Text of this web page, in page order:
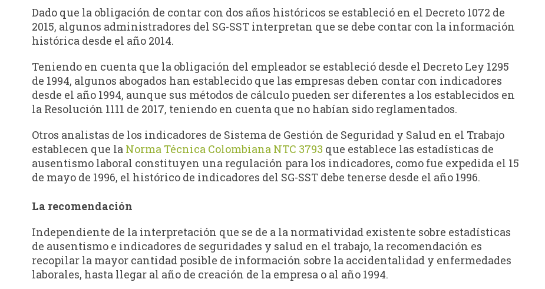
Dado que la obligación de contar con dos años históricos se estableció en el Decreto 1072 de
2015, algunos administradores del SG-SST interpretan que se debe contar con la información
histórica desde el año 2014.
Teniendo en cuenta que la obligación del empleador se estableció desde el Decreto Ley 1295
de 1994, algunos abogados han establecido que las empresas deben contar con indicadores
desde el año 1994, aunque sus métodos de cálculo pueden ser diferentes a los establecidos en
la Resolución 1111 de 2017, teniendo en cuenta que no habían sido reglamentados.
Otros analistas de los indicadores de Sistema de Gestión de Seguridad y Salud en el Trabajo
establecen que la Norma Técnica Colombiana NTC 3793 que establece las estadísticas de
ausentismo laboral constituyen una regulación para los indicadores, como fue expedida el 15
de mayo de 1996, el histórico de indicadores del SG-SST debe tenerse desde el año 1996.
La recomendación
Independiente de la interpretación que se de a la normatividad existente sobre estadísticas
de ausentismo e indicadores de seguridades y salud en el trabajo, la recomendación es
recopilar la mayor cantidad posible de información sobre la accidentalidad y enfermedades
laborales, hasta llegar al año de creación de la empresa o al año 1994.